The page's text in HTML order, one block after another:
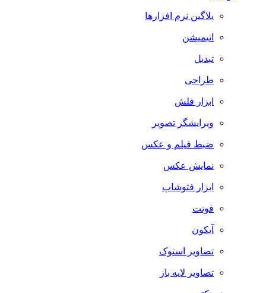
پلاگین نرم افزارها
انیمیشن
تبدیل
طراحی
ابزار فلش
ویرایشگر تصویر
ضبط فيلم و عكس
نمایش عکس
ابزار فتوشاپ
فونت
آیکون
تصاویر استوک
تصاویر لایه باز